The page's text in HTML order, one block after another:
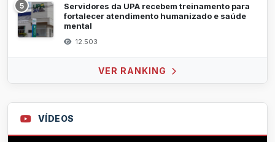
5
Servidores da UPA recebem treinamento para
fortalecer atendimento humanizado e saúde
mental
12.503
VER RANKING
VÍDEOS